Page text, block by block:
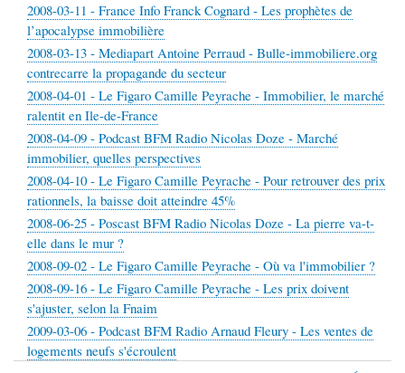
2008-03-11 - France Info Franck Cognard - Les prophètes de
l’apocalypse immobilière
2008-03-13 - Mediapart Antoine Perraud - Bulle-immobiliere.org
contrecarre la propagande du secteur
2008-04-01 - Le Figaro Camille Peyrache - Immobilier, le marché
ralentit en Ile-de-France
2008-04-09 - Podcast BFM Radio Nicolas Doze - Marché
immobilier, quelles perspectives
2008-04-10 - Le Figaro Camille Peyrache - Pour retrouver des prix
rationnels, la baisse doit atteindre 45%
2008-06-25 - Poscast BFM Radio Nicolas Doze - La pierre va-t-
elle dans le mur ?
2008-09-02 - Le Figaro Camille Peyrache - Où va l'immobilier ?
2008-09-16 - Le Figaro Camille Peyrache - Les prix doivent
s'ajuster, selon la Fnaim
2009-03-06 - Podcast BFM Radio Arnaud Fleury - Les ventes de
logements neufs s'écroulent